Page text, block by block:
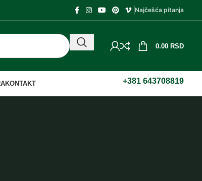
Najčešća pitanja
0.00 RSD
KONTAKT +381 643708819